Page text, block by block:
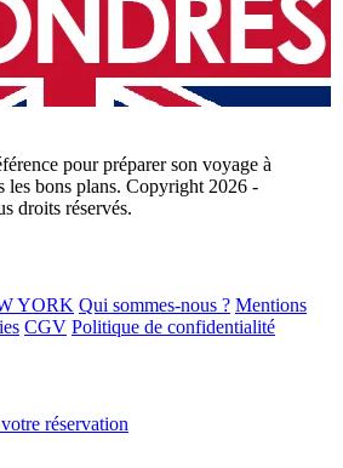
pour préparer son voyage à
les bons plans. Copyright 2026 -
droits réservés.
YORK Qui sommes-nous ? Mentions
CGV Politique de confidentialité
réservation